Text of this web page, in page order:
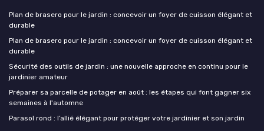
Plan de brasero pour le jardin : concevoir un foyer de cuisson élégant et
durable
Plan de brasero pour le jardin : concevoir un foyer de cuisson élégant et
durable
Sécurité des outils de jardin : une nouvelle approche en continu pour le
jardinier amateur
Préparer sa parcelle de potager en août : les étapes qui font gagner six
semaines à l'automne
Parasol rond : l’allié élégant pour protéger votre jardinier et son jardin